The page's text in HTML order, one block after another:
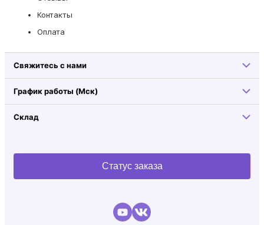
Контакты
Оплата
Свяжитесь с нами
График работы (Мск)
Склад
Статус заказа